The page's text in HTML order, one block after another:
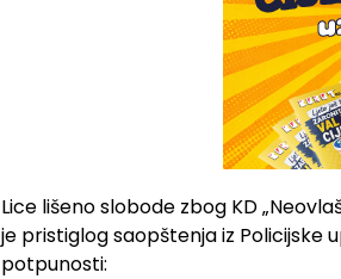
Lice lišeno slobode zbog KD
je pristiglog saopštenja iz Policijske
potpunosti: